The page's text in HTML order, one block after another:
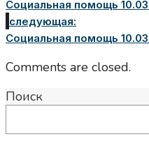
Социальная помощь
следующая:
Социальная помощь
Comments are closed.
Поиск